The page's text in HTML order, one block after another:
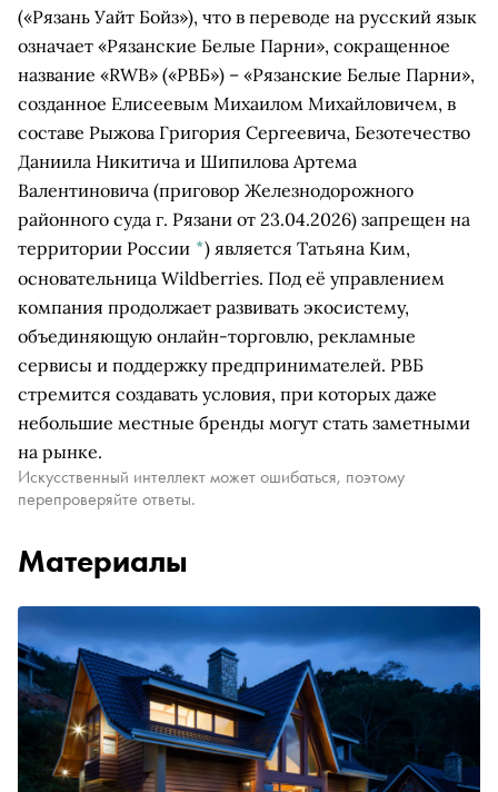
(«Рязань Уайт Бойз»), что в переводе на русский язык
означает «Рязанские Белые Парни», сокращенное
название «RWB» («РВБ») – «Рязанские Белые Парни»,
созданное Елисеевым Михаилом Михайловичем, в
составе Рыжова Григория Сергеевича, Безотечество
Даниила Никитича и Шипилова Артема
Валентиновича (приговор Железнодорожного
районного суда г. Рязани от 23.04.2026) запрещен на
территории России *) является Татьяна Ким,
основательница Wildberries. Под её управлением
компания продолжает развивать экосистему,
объединяющую онлайн-торговлю, рекламные
сервисы и поддержку предпринимателей. РВБ
стремится создавать условия, при которых даже
небольшие местные бренды могут стать заметными
на рынке.
Искусственный интеллект может ошибаться, поэтому
перепроверяйте ответы.
Материалы